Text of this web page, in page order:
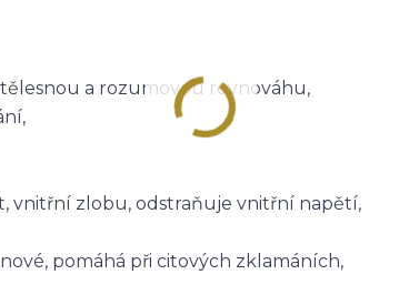
a rozumovou rovnováhu,
vnitřní zlobu, odstraňuje vnitřní napětí,
pomáhá při citových zklamáních,